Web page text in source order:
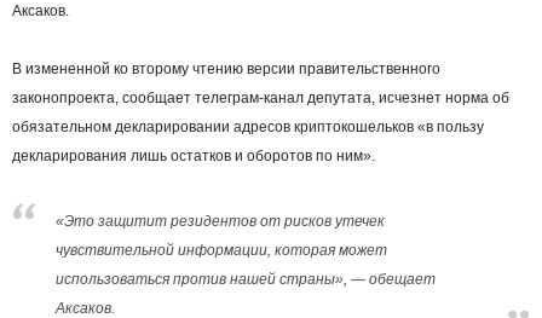
Аксаков.
В измененной ко второму чтению версии правительственного
законопроекта, сообщает телеграм-канал депутата, исчезнет норма об
обязательном декларировании адресов криптокошельков «в пользу
декларирования лишь остатков и оборотов по ним».
«Это защитит резидентов от рисков утечек
чувствительной информации, которая может
использоваться против нашей страны», — обещает
Аксаков.